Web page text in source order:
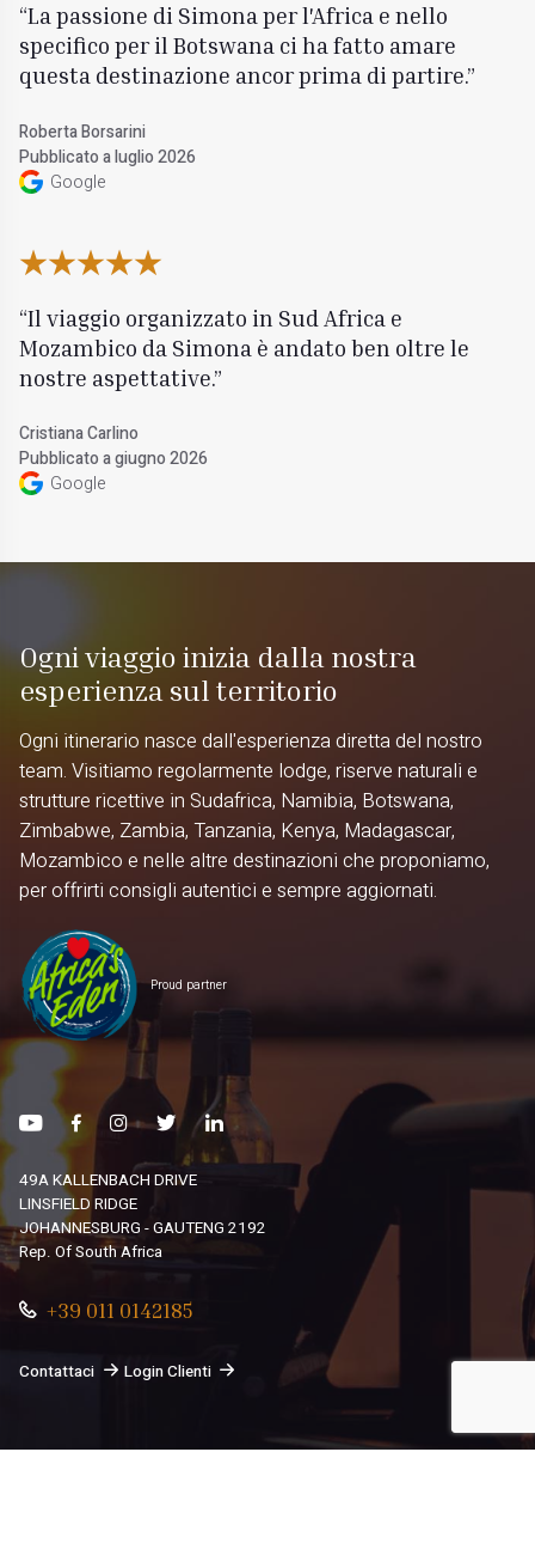
La passione di Simona per l'Africa e nello
specifico per il Botswana ci ha fatto amare
questa destinazione ancor prima di partire.
Roberta Borsarini
Pubblicato a luglio 2026
Google
Il viaggio organizzato in Sud Africa e
Mozambico da Simona è andato ben oltre le
nostre aspettative.
Cristiana Carlino
Pubblicato a giugno 2026
Google
Ogni viaggio inizia dalla nostra
esperienza sul territorio
Ogni itinerario nasce dall'esperienza diretta del nostro
team. Visitiamo regolarmente lodge, riserve naturali e
strutture ricettive in Sudafrica, Namibia, Botswana,
Zimbabwe, Zambia, Tanzania, Kenya, Madagascar,
Mozambico e nelle altre destinazioni che proponiamo,
per offrirti consigli autentici e sempre aggiornati.
Proud partner
49A KALLENBACH DRIVE
LINSFIELD RIDGE
JOHANNESBURG - GAUTENG 2192
Rep. Of South Africa
+39 011 0142185
Contattaci Login Clienti